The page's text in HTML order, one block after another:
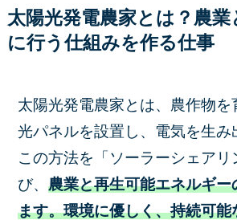
太陽光発電農家とは？農
に行う仕組みを作る仕事
太陽光発電農家とは、農作物を
光パネルを設置し、電気を生み
この方法を「ソーラーシェアリ
び、農業と再生可能エネルギー
ます。環境に優しく、持続可能